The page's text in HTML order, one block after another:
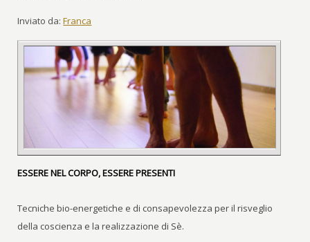
Inviato da: Franca
ESSERE NEL CORPO, ESSERE PRESENTI
Tecniche bio-energetiche e di consapevolezza per il risveglio
della coscienza e la realizzazione di Sè.